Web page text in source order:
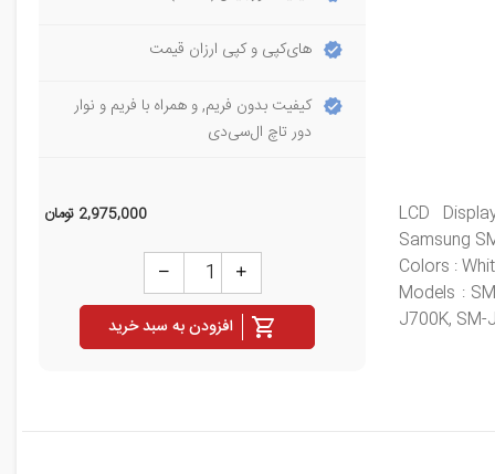
LCD
Samsung
Colors :
Models :
J700K,
های‌کپی و کپی ارزان قیمت
کیفیت بدون فریم, و همراه با فریم و نوار
دور تاچ ال‌سی‌دی
2,975,000 تومان
افزودن به سبد خرید